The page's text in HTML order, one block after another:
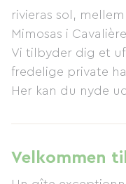
rivieras sol,
Mimosas i
Vi tilbyder dig et
fredelige private
Her kan du nyde
indendørslivet, i
et rummeligt
Velkommen